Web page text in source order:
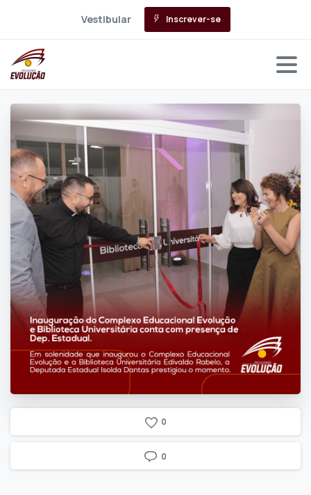
Vestibular Inscrever-se
0
0